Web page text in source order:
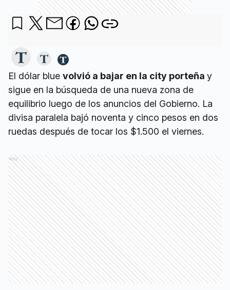
El dólar blue volvió a bajar en la city porteña y
sigue en la búsqueda de una nueva zona de
equilibrio luego de los anuncios del Gobierno. La
divisa paralela bajó noventa y cinco pesos en dos
ruedas después de tocar los $1.500 el viernes.
Ads